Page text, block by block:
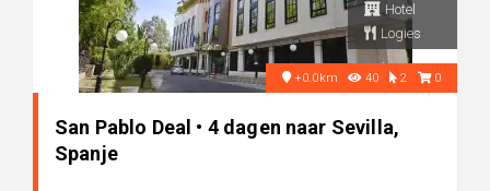
Hotel
Logies
+0.0km 40 2 0
San Pablo Deal • 4 dagen naar Sevilla,
Spanje